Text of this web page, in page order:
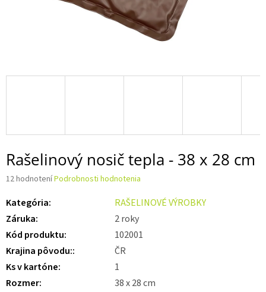
Rašelinový nosič tepla - 38 x 28 cm
Priemerné
produktu
3,6
z 5
hviezdičiek.
12 hodnoteníPodrobnosti hodnotenia
Kategória:
RAŠELINOVÉ VÝROBKY
Záruka:
2 roky
Kód produktu:
102001
Krajina pôvodu::
ČR
Ks v kartóne:
1
Rozmer:
38 x 28 cm